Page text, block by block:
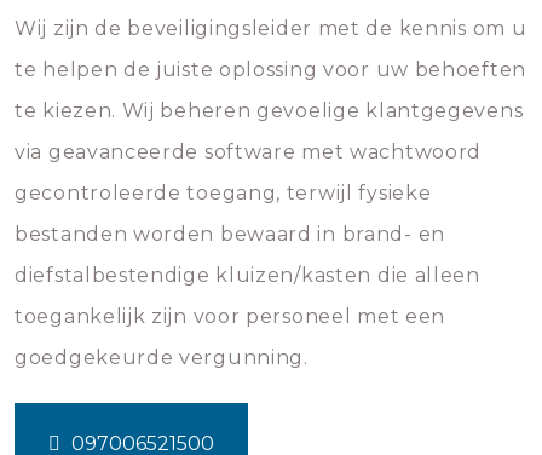
Wij zijn de beveiligingsleider met de kennis om u
te helpen de juiste oplossing voor uw behoeften
te kiezen. Wij beheren gevoelige klantgegevens
via geavanceerde software met wachtwoord
gecontroleerde toegang, terwijl fysieke
bestanden worden bewaard in brand- en
diefstalbestendige kluizen/kasten die alleen
toegankelijk zijn voor personeel met een
goedgekeurde vergunning.
097006521500